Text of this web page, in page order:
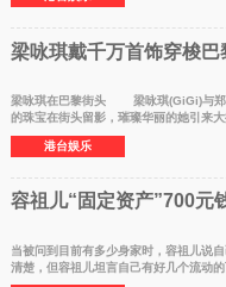
梁咏琪戴千万首饰穿梭
梁咏琪在巴黎街头 梁咏琪(GiGi)与郑
的珠宝在街头留影，璀璨华丽的她引
港台娱乐
容祖儿“固定资产”700元
当被问到目前有多少身家时，容祖儿说
清楚，但容祖儿坦言自己有好几个流